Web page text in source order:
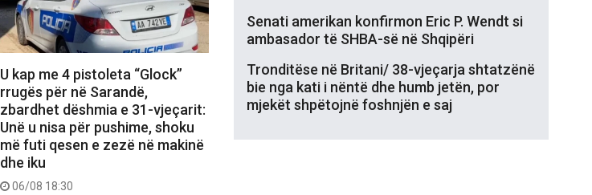
U kap me 4 pistoleta “Glock”
rrugës për në Sarandë,
zbardhet dëshmia e 31-vjeçarit:
Unë u nisa për pushime, shoku
më futi qesen e zezë në makinë
dhe iku
06/08 18:30
Senati amerikan konfirmon Eric P. Wendt si
ambasador të SHBA-së në Shqipëri
Tronditëse në Britani/ 38-vjeçarja shtatzënë
bie nga kati i nëntë dhe humb jetën, por
mjekët shpëtojnë foshnjën e saj